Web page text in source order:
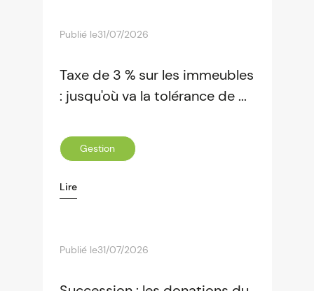
Publié le31/07/2026
Taxe de 3 % sur les immeubles
: jusqu'où va la tolérance de ...
Gestion
Lire
Publié le31/07/2026